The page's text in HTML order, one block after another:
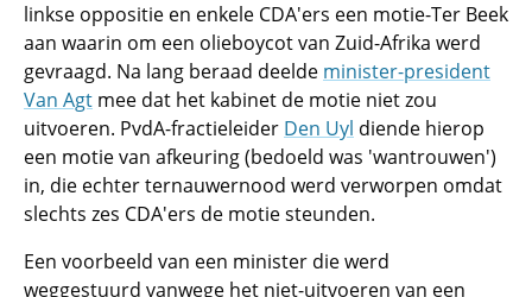
linkse oppositie en enkele CDA'ers een motie-Ter Beek
aan waarin om een olieboycot van Zuid-Afrika werd
gevraagd. Na lang beraad deelde minister-president
Van Agt mee dat het kabinet de motie niet zou
uitvoeren. PvdA-fractieleider Den Uyl diende hierop
een motie van afkeuring (bedoeld was 'wantrouwen')
in, die echter ternauwernood werd verworpen omdat
slechts zes CDA'ers de motie steunden.
Een voorbeeld van een minister die werd
weggestuurd vanwege het niet-uitvoeren van een